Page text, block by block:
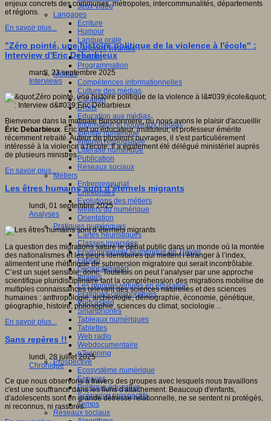
Jeux vidéo
Langages
Ecriture
Humour
Langue orale
Langues vivantes
Lecture
Programmation
Médias
Compétences informationnelles
Culture des médias
Curation
Droits
Education aux médias
Information et nouveaux médias
Identité numérique
Internet responsable
Littératie numérique
Publication
Réseaux sociaux
Métiers
Entrepreneuriat
Entreprises
Evolutions des métiers
Métiers du numérique
Orientation
Pratiques numériques
Cartes heuristiques
Classes inversées
Environnement Numérique de Travail
Fablab
Géolocalisation
Images
Les mondes virtuels en éducation
Pratiques collaboratives
Podcasting
Smartphones
Tableaux numériques
Tablettes
Web radio
Webdocumentaire
eTwinning
Prospective
Ecosystème numérique
Espaces
Politique éducative
Scénarios prospectifs
Temps
Réseaux sociaux
enjeux concrets des communes, métropoles, intercommunalités, départements
et régions.
En savoir plus...
"Zéro pointé, une histoire politique de la violence à l'école" :
Interview d'Eric Debarbieux
mardi, 23 septembre 2025
Interviews
Bienvenue dans la matinale Buissonnière, où nous avons le plaisir d'accueillir
Éric Debarbieux. Éric est un éducateur, instituteur, et professeur émérite
récemment retraité. Auteur de plusieurs ouvrages, il s'est particulièrement
intéressé à la violence à l'école. Il a également été délégué ministériel auprès
de plusieurs ministres.
En savoir plus...
Les êtres humains sont d’éternels migrants
lundi, 01 septembre 2025
Analyses
La question des migrations sature le débat public dans un monde où la montée
des nationalismes et les peurs identitaires qui mettent l’étranger à l’index,
alimentent une rhétorique de submersion migratoire qui serait incontrôlable.
C’est un sujet sensible, donc. Toutefois on peut l’analyser par une approche
scientifique pluridisciplinaire tant la compréhension des migrations mobilise de
multiples connaissances relevant des sciences naturelles et des sciences
humaines : anthropologie, archéologie, démographie, économie, génétique,
géographie, histoire, philosophie, sciences du climat, sociologie…
En savoir plus...
Sans repères !!
lundi, 28 juillet 2025
Chronique
Ce que nous observons à travers des groupes avec lesquels nous travaillons
c'est une souffrance dans les liens d'attachement. Beaucoup d'enfants,
d'adolescents sont en grande détresse relationnelle, ne se sentent ni protégés,
ni reconnus, ni rassurés.